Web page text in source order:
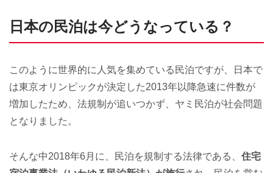
日本の民泊は今どうなっている？
このように世界的に人気を集めている民泊ですが、日本で
は東京オリンピックが決定した2013年以降急速に件数が
増加したため、法規制が追いつかず、ヤミ民泊が社会問題
となりました。
そんな中2018年6月に、民泊を規制する法律である、 住宅